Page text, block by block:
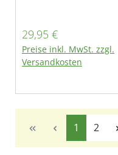
Regulärer Preis:
29,95 €
Preise inkl. MwSt. zzgl.
Versandkosten
Seite
1 Seite
2